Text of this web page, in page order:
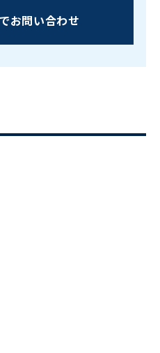
お問い合わせ